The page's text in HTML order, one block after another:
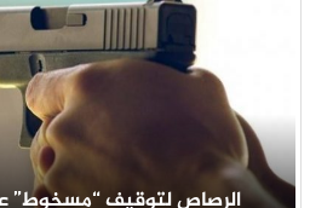
الرصاص لتوقيف “مسخوط”